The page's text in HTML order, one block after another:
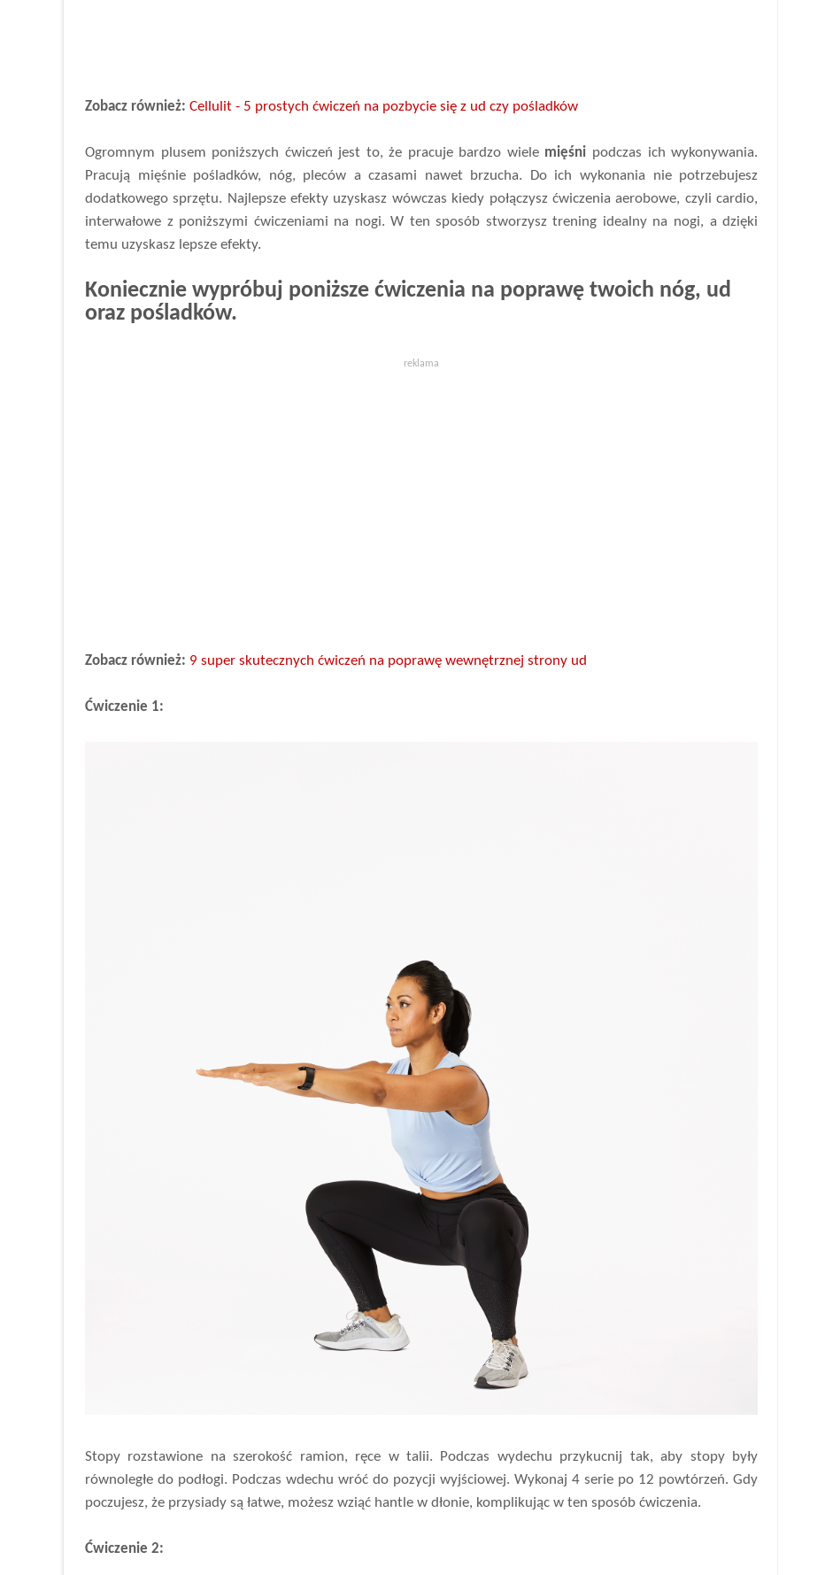
Zobacz również: Cellulit - 5 prostych ćwiczeń na pozbycie się z ud czy pośladków
Ogromnym plusem poniższych ćwiczeń jest to, że pracuje bardzo wiele mięśni podczas ich wykonywania.
Pracują mięśnie pośladków, nóg, pleców a czasami nawet brzucha. Do ich wykonania nie potrzebujesz
dodatkowego sprzętu. Najlepsze efekty uzyskasz wówczas kiedy połączysz ćwiczenia aerobowe, czyli cardio,
interwałowe z poniższymi ćwiczeniami na nogi. W ten sposób stworzysz trening idealny na nogi, a dzięki
temu uzyskasz lepsze efekty.
Koniecznie wypróbuj poniższe ćwiczenia na poprawę twoich nóg, ud
oraz pośladków.
reklama
Zobacz również: 9 super skutecznych ćwiczeń na poprawę wewnętrznej strony ud
Ćwiczenie 1:
Stopy rozstawione na szerokość ramion, ręce w talii. Podczas wydechu przykucnij tak, aby stopy były
równoległe do podłogi. Podczas wdechu wróć do pozycji wyjściowej. Wykonaj 4 serie po 12 powtórzeń. Gdy
poczujesz, że przysiady są łatwe, możesz wziąć hantle w dłonie, komplikując w ten sposób ćwiczenia.
Ćwiczenie 2: